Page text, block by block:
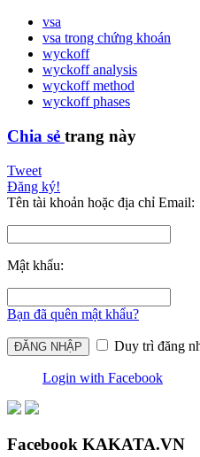
vsa
vsa trong chứng khoán
wyckoff
wyckoff analysis
wyckoff method
wyckoff phases
Chia sẻ trang này
Tweet
Đăng ký!
Tên tài khoản hoặc địa chỉ Email:
Mật khẩu:
Bạn đã quên mật khẩu?
Duy trì đăng
Login with Facebook
Facebook KAKATA.VN